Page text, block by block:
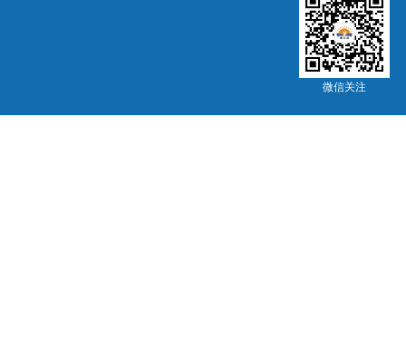
微信关注